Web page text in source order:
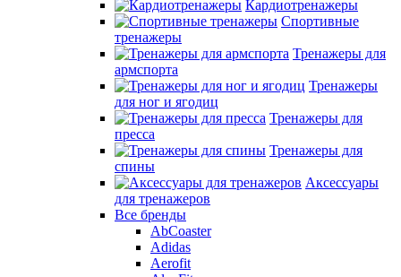
Кардиотренажеры
Спортивные
тренажеры
Тренажеры для
армспорта
Тренажеры
для ног и ягодиц
Тренажеры для
пресса
Тренажеры для
спины
Аксессуары
для тренажеров
Все бренды
AbCoaster
Adidas
Aerofit